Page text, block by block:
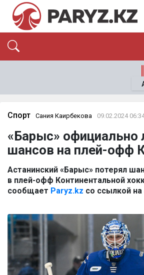
ЭКОНОМИКА
ОҚИҒА
News
Спорт Сания Каирбекова 09.02.2024
«Барыс» официально
шансов на плей-офф
Астанинский «Барыс» потерял
в плей-офф Континентальной
сообщает Paryz.kz со ссылкой на